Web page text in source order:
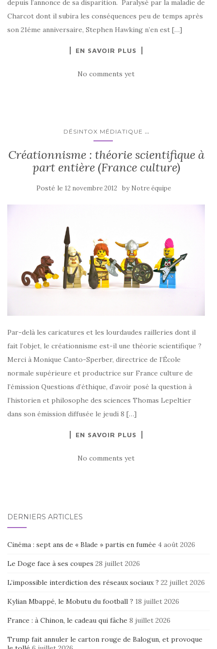
depuis l’annonce de sa disparition. Paralysé par la maladie de
Charcot dont il subira les conséquences peu de temps après
son 21éme anniversaire, Stephen Hawking n’en est […]
EN SAVOIR PLUS
No comments yet
DÉSINTOX MÉDIATIQUE ...
Créationnisme : théorie scientifique à
part entière (France culture)
Posté le 12 novembre 2012 by Notre équipe
Par-delà les caricatures et les lourdaudes railleries dont il
fait l’objet, le créationnisme est-il une théorie scientifique ?
Merci à Monique Canto-Sperber, directrice de l’École
normale supérieure et productrice sur France culture de
l’émission Questions d’éthique, d’avoir posé la question à
l’historien et philosophe des sciences Thomas Lepeltier
dans son émission diffusée le jeudi 8 […]
EN SAVOIR PLUS
No comments yet
DERNIERS ARTICLES
Cinéma : sept ans de « Blade » partis en fumée 4 août 2026
Le Doge face à ses coupes 28 juillet 2026
L’impossible interdiction des réseaux sociaux ? 22 juillet 2026
Kylian Mbappé, le Mobutu du football ? 18 juillet 2026
France : à Chinon, le cadeau qui fâche 8 juillet 2026
Trump fait annuler le carton rouge de Balogun, et provoque